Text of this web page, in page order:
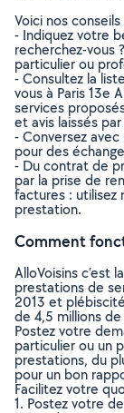
Voici nos conseils
- Indiquez votre
recherchez-vous
particulier ou
- Consultez la
vous à Paris 13e
services
et avis laissés
- Conversez
pour des
- Du contrat de
par la prise de
factures : utilisez
prestation.
Comment
AlloVoisins c’est
prestations de
2013 et
de 4,5 millions
Postez votre
particulier ou un
prestations, du
pour un bon
Facilitez votre
1. Postez votre